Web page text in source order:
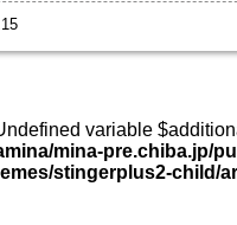
variable
mina-pre.chiba.jp/
stingerplus2-child/